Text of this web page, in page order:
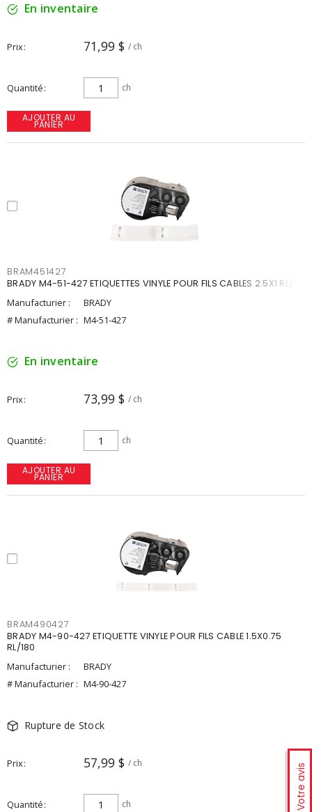
Votre avis
En inventaire
Prix 71,99 $ / ch
Quantité ch
AJOUTER AU
PANIER
BRAM451427
BRADY M4-51-427 ETIQUETTES VINYLE POUR FILS CABLES 2.5X1 RL/110
Manufacturier :
BRADY
# Manufacturier : M4-51-427
En inventaire
Prix 73,99 $ / ch
Quantité ch
AJOUTER AU
PANIER
BRAM490427
BRADY M4-90-427 ETIQUETTE VINYLE POUR FILS CABLE 1.5X0.75
RL/180
Manufacturier :
BRADY
# Manufacturier : M4-90-427
Rupture de Stock
Prix 57,99 $ / ch
Quantité ch